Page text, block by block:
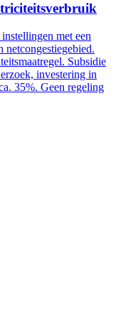
met een
Subsidie
investering in
35%. Geen regeling